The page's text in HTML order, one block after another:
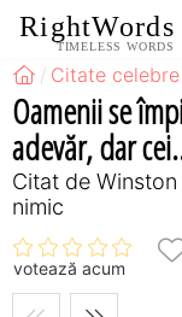
RightWords
TIMELESS WORDS
Citate celebre
Oamenii se
adevăr, dar
Citat de
nimic
votează acum